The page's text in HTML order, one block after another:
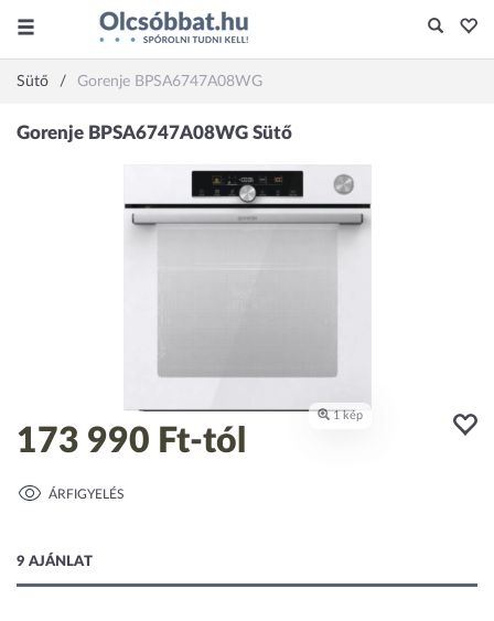
Sütő Gorenje BPSA6747A08WG
173 990 Ft-tól
ÁRFIGYELÉS
9 AJÁNLAT